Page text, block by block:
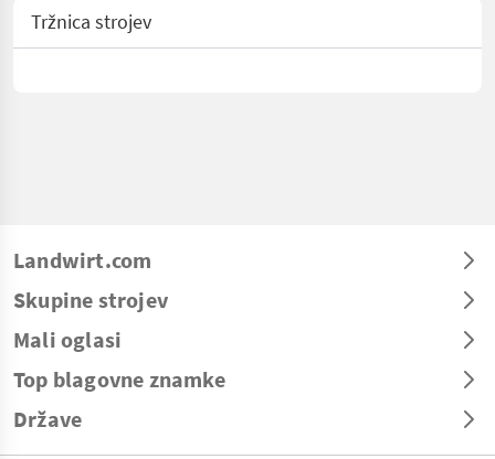
Tržnica strojev
Landwirt.com
Skupine strojev
Mali oglasi
Top blagovne znamke
Države